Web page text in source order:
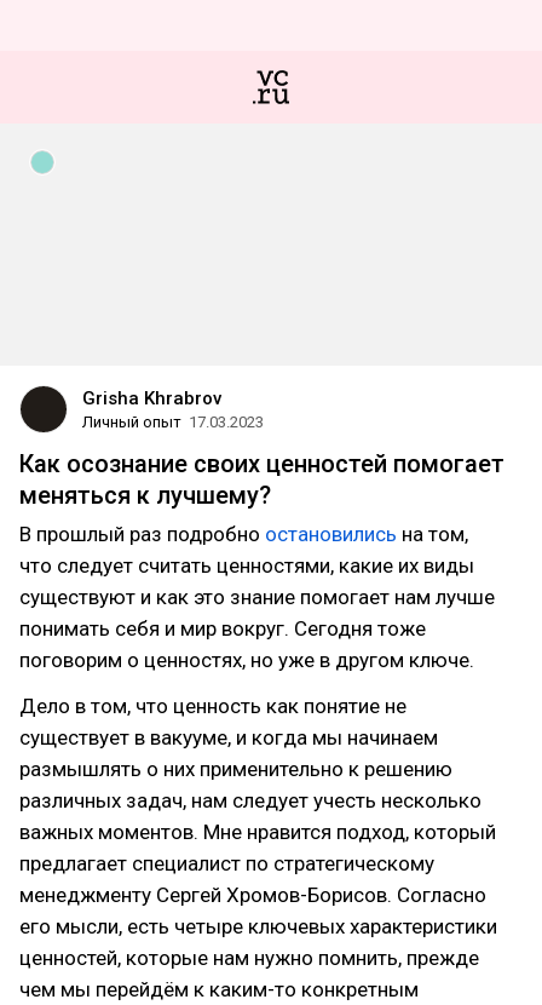
Grisha Khrabrov
Личный опыт 17.03.2023
Как осознание своих ценностей помогает
меняться к лучшему?
В прошлый раз подробно остановились на том,
что следует считать ценностями, какие их виды
существуют и как это знание помогает нам лучше
понимать себя и мир вокруг. Сегодня тоже
поговорим о ценностях, но уже в другом ключе.
Дело в том, что ценность как понятие не
существует в вакууме, и когда мы начинаем
размышлять о них применительно к решению
различных задач, нам следует учесть несколько
важных моментов. Мне нравится подход, который
предлагает специалист по стратегическому
менеджменту Сергей Хромов-Борисов. Согласно
его мысли, есть четыре ключевых характеристики
ценностей, которые нам нужно помнить, прежде
чем мы перейдём к каким-то конкретным